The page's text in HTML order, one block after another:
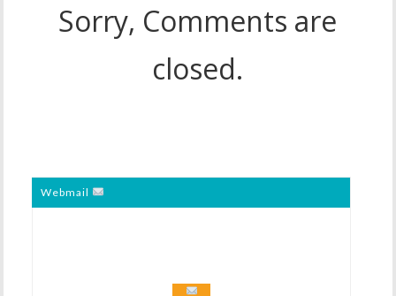
Sorry, Comments are
closed.
Webmail